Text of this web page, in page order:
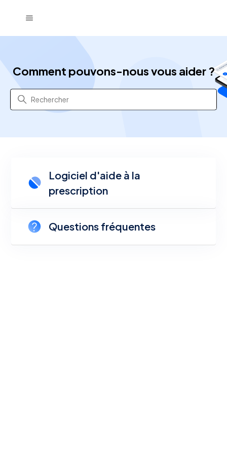
Ordoclic LAP
Comment pouvons-nous vous aider ?
Recherche
Logiciel d'aide à la
prescription
Questions fréquentes